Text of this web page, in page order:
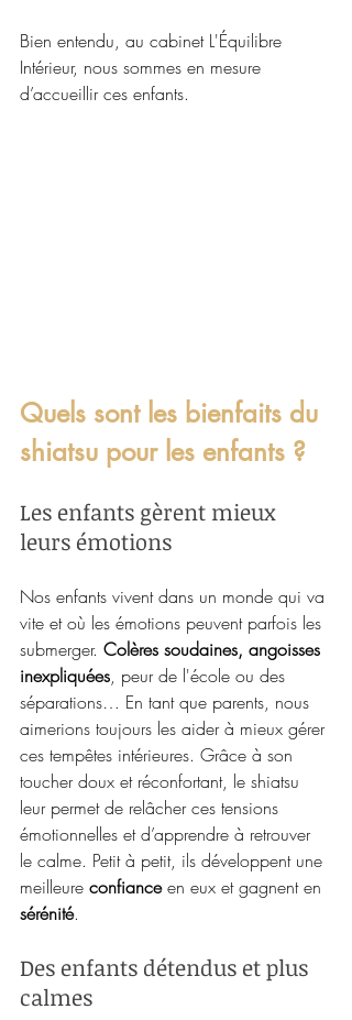
Bien entendu, au cabinet L'Équilibre
Intérieur, nous sommes en mesure
d’accueillir ces enfants.
Quels sont les bienfaits du
shiatsu pour les enfants ?
Les enfants gèrent mieux
leurs émotions
Nos enfants vivent dans un monde qui va
vite et où les émotions peuvent parfois les
submerger. Colères soudaines, angoisses
inexpliquées, peur de l'école ou des
séparations… En tant que parents, nous
aimerions toujours les aider à mieux gérer
ces tempêtes intérieures. Grâce à son
toucher doux et réconfortant, le shiatsu
leur permet de relâcher ces tensions
émotionnelles et d’apprendre à retrouver
le calme. Petit à petit, ils développent une
meilleure confiance en eux et gagnent en
sérénité.
Des enfants détendus et plus
calmes